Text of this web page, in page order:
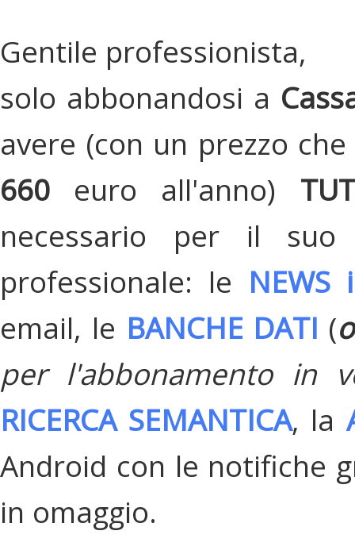
Gentile professionista,
solo abbonandosi a
avere (con un prezzo
660 euro all'anno)
necessario per il suo
professionale: le
email, le BANCHE DATI (
per l'abbonamento in
RICERCA SEMANTICA, la
Android con le notifiche
in omaggio.